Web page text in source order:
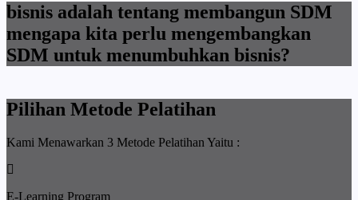
bisnis adalah tentang membangun SDM
mengapa kita perlu mengembangkan
SDM untuk menumbuhkan bisnis?
Pilihan Metode Pelatihan
Kami Menawarkan 3 Metode Pelatihan Yaitu :
E-Learning Program